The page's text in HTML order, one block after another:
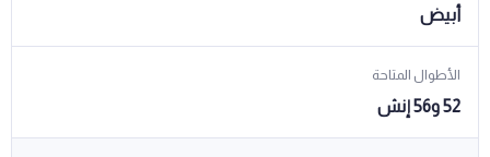
أبيض
الأطوال المتاحة
52 و56 إنش